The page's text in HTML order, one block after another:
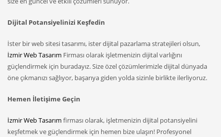
Dijital Potansiyelinizi Keşfedin
İster bir web sitesi tasarımı, ister dijital pazarlama stratejileri olsun,
İzmir Web Tasarım Firması olarak işletmenizin dijital varlığını
güçlendirmek için buradayız. Size özel çözümlerimizle dijital dünyada
öne çıkmanızı sağlıyor, başarıya giden yolda sizinle birlikte ilerliyoruz.
Hemen İletişime Geçin
İzmir Web Tasarım firması olarak, işletmenizin dijital potansiyelini
keşfetmek ve güçlendirmek için hemen bize ulaşın! Profesyonel